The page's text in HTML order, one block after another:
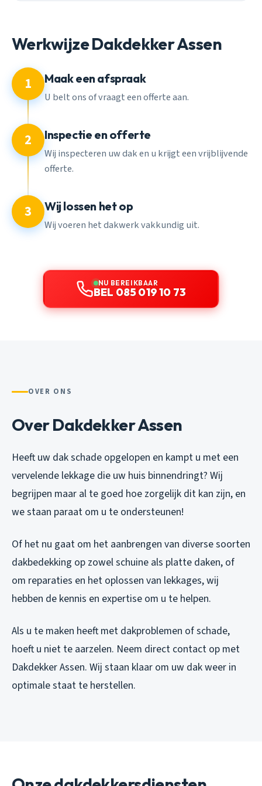
Werkwijze Dakdekker Assen
1 Maak een afspraak
U belt ons of vraagt een offerte aan.
2 Inspectie en offerte
Wij inspecteren uw dak en u krijgt een vrijblijvende
offerte.
3 Wij lossen het op
Wij voeren het dakwerk vakkundig uit.
NU BEREIKBAAR
BEL 085 019 10 73
OVER ONS
Over Dakdekker Assen
Heeft uw dak schade opgelopen en kampt u met een
vervelende lekkage die uw huis binnendringt? Wij
begrijpen maar al te goed hoe zorgelijk dit kan zijn, en
we staan paraat om u te ondersteunen!
Of het nu gaat om het aanbrengen van diverse soorten
dakbedekking op zowel schuine als platte daken, of
om reparaties en het oplossen van lekkages, wij
hebben de kennis en expertise om u te helpen.
Als u te maken heeft met dakproblemen of schade,
hoeft u niet te aarzelen. Neem direct contact op met
Dakdekker Assen. Wij staan klaar om uw dak weer in
optimale staat te herstellen.